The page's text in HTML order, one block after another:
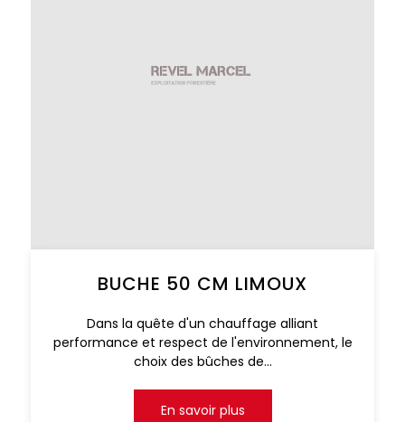
BUCHE 50 CM LIMOUX
Dans la quête d'un chauffage alliant
performance et respect de l'environnement, le
choix des bûches de...
En savoir plus